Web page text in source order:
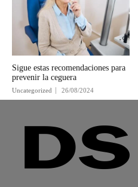
Sigue estas recomendaciones para
prevenir la ceguera
Uncategorized 26/08/2024